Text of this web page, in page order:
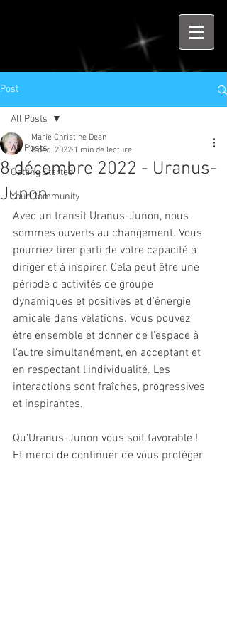
Post
All Posts
Getting Started
Your Community
All Posts
8 décembre 2022 - Uranus-
Junon
Marie Christine Dean
8 déc. 2022 1 min de lecture
Avec un transit Uranus-Junon, nous
sommes ouverts au changement. Vous
pourriez tirer parti de votre capacité à
diriger et à inspirer. Cela peut être une
période d'activités de groupe
dynamiques et positives et d'énergie
amicale dans velations. Vous pouvez
être ensemble et donner de l'espace à
l'autre simultanément, en acceptant et
en respectant l'individualité. Les
interactions sont fraîches, progressives
et inspirantes.
Qu'Uranus-Junon vous soit favorable !
Et merci de continuer de vous protéger